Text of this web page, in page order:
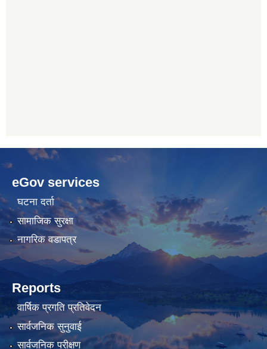
betwild
cratosroyalbet
bahis
siteleri
hdasianporns.net
lunadark.org
bahis
siteleri
eGov services
घटना दर्ता
सामाजिक सुरक्षा
नागरिक वडापत्र
Reports
वार्षिक प्रगति प्रतिवेदन
सार्वजनिक सुनुवाई
सार्वजनिक परीक्षण